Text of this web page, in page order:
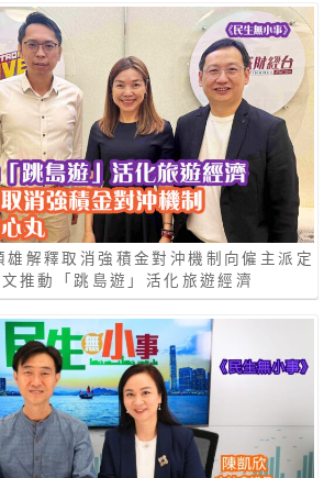
雄解釋取消強積金對沖機制向僱主派定
推動「跳島遊」活化旅遊經濟